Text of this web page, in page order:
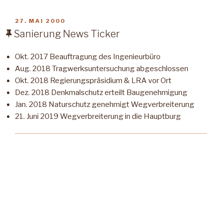
VERÖFFENTLICHT
AM
27. MAI 2000
Sanierung News Ticker
Okt. 2017 Beauftragung des Ingenieurbüro
Aug. 2018 Tragwerksuntersuchung abgeschlossen
Okt. 2018 Regierungspräsidium & LRA vor Ort
Dez. 2018 Denkmalschutz erteilt Baugenehmigung
Jan. 2018 Naturschutz genehmigt Wegverbreiterung
21. Juni 2019 Wegverbreiterung in die Hauptburg